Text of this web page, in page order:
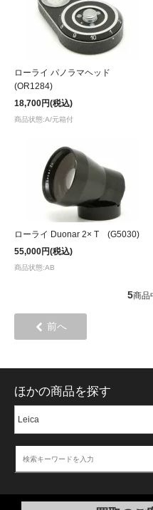
ローライ パノラマヘッド
(OR1284)
18,700円(税込)
商品状態:A/元箱付
ローライ Duonar 2× T (G5030)
55,000円(税込)
商品状態:AB
5商品
前へ
ほかの商品を探す